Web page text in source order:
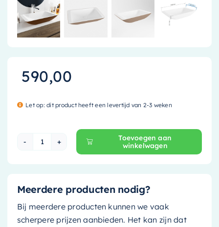
590,00
Let op: dit product heeft een levertijd van 2-3 weken
Mondiaz Waskom Topi - 60cm - rust (bruin
Toevoegen aan
winkelwagen
Meerdere producten nodig?
Bij meerdere producten kunnen we vaak
scherpere prijzen aanbieden. Het kan zijn dat